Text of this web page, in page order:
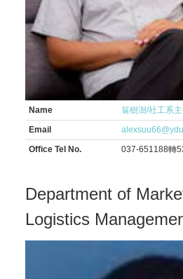
Name
翁樹澍/社工系
Email
Office Tel No.
037-651188轉
Department of
Logistics